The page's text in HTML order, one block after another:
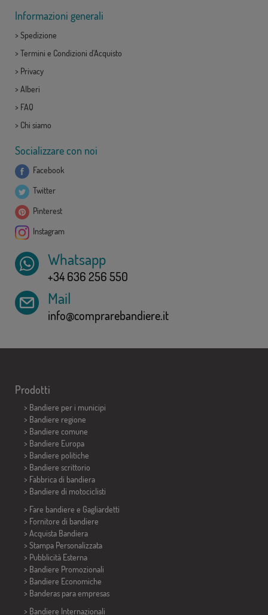
Informazioni generali
> Spedizione
> Termini e Condizioni d'Acquisto
> Privacy
> Alberi
> FAQ
> Chi siamo
Socializzare con noi
Facebook
Twitter
Pinterest
Instagram
Whatsapp
+34 636 256 550
Mail
info@comprarebandiere.it
Prodotti
> Bandiere per i municipi
> Bandiere regione
> Bandiere comune
> Bandiere Europa
> Bandiere politiche
> Bandiere scrittorio
> Fabbrica di bandiera
> Bandiere di motociclisti
> Fare bandiere e Gagliardetti
> Fornitore di bandiere
> Acquista Bandiera
> Stampa Personalizzata
> Pubblicità Esterna
> Bandiere Promozionali
> Bandiere Economiche
> Banderas para empresas
> Bandiere Internazionali